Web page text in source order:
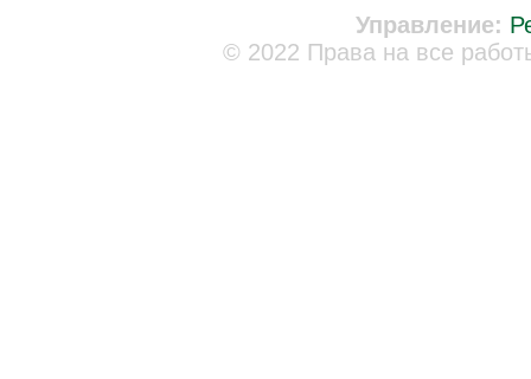
Управление:
© 2022 Права на все